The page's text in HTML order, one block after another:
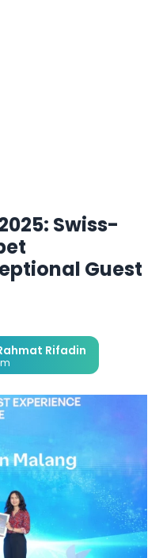
Swiss-
Guest
Rifadin